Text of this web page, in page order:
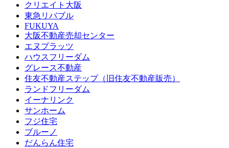
クリエイト大阪
東急リバブル
FUKUYA
大阪不動産売却センター
エヌプラッツ
ハウスフリーダム
グレース不動産
住友不動産ステップ（旧住友不動産販売）
ランドフリーダム
イーナリンク
サンホーム
フジ住宅
ブルーノ
だんらん住宅